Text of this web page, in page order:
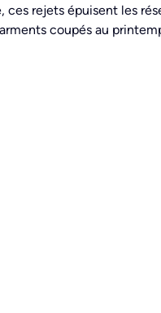
rejets épuisent les
coupés au